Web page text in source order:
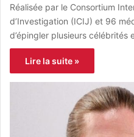
Réalisée par le Consortium
d’Investigation (ICIJ) et 96
d’épingler plusieurs célébrités
Lire la suite »